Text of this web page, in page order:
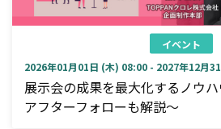
イベント
2026年01月01日 (木) 08:00 - 2027年12月
展示会の成果を最大化するノウ
アフターフォローも解説～